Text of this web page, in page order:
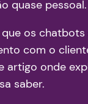
quase pessoal.
que os
com o
artigo onde
saber.